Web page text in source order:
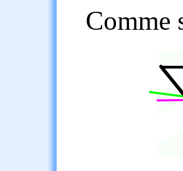
Comme